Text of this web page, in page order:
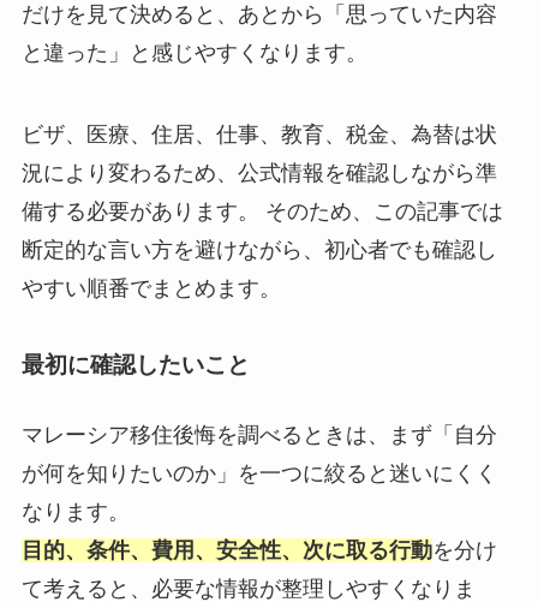
だけを見て決めると、あとから「思っていた内容
と違った」と感じやすくなります。
ビザ、医療、住居、仕事、教育、税金、為替は状
況により変わるため、公式情報を確認しながら準
備する必要があります。 そのため、この記事では
断定的な言い方を避けながら、初心者でも確認し
やすい順番でまとめます。
最初に確認したいこと
マレーシア移住後悔を調べるときは、まず「自分
が何を知りたいのか」を一つに絞ると迷いにくく
なります。
目的、条件、費用、安全性、次に取る行動を分け
て考えると、必要な情報が整理しやすくなりま